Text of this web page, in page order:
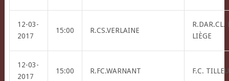
12-03-
2017
15:00 R.CS.VERLAINE
R.DAR.CL.
LIÈGE
12-03-
2017
15:00 R.FC.WARNANT F.C.